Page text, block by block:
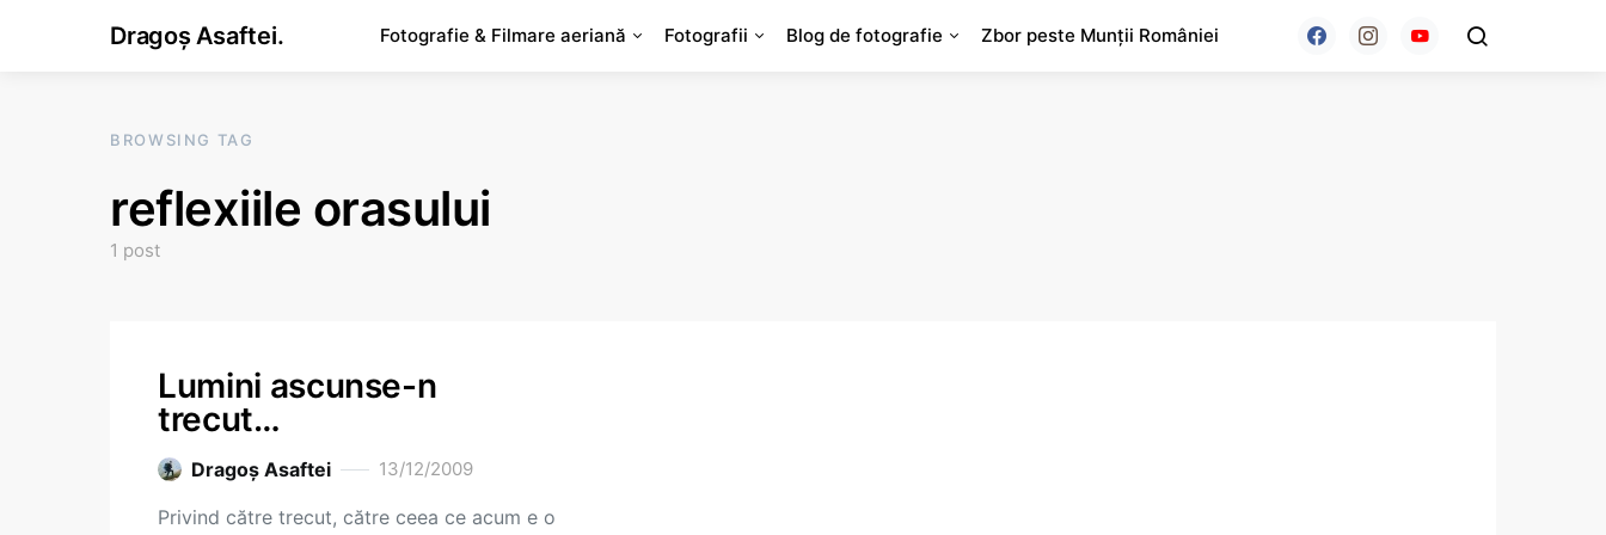
Dragoș Asaftei. Fotografie & Filmare aeriană Fotografii Blog de fotografie Zbor peste Munții României
BROWSING TAG
reflexiile orasului
1 post
Lumini ascunse-n
trecut…
Dragoş Asaftei 13/12/2009
Privind către trecut, către ceea ce acum e o